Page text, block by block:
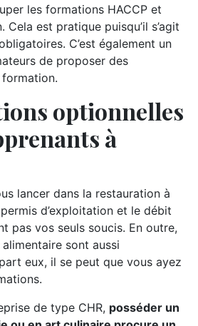
les formations HACCP et
Cela est pratique puisqu’il s’agit
C’est également un
de proposer des
optionnelles
à
lancer dans la restauration à
d’exploitation et le débit
pas vos seuls soucis. En outre,
alimentaire sont aussi
eux, il se peut que vous ayez
de type CHR, posséder un